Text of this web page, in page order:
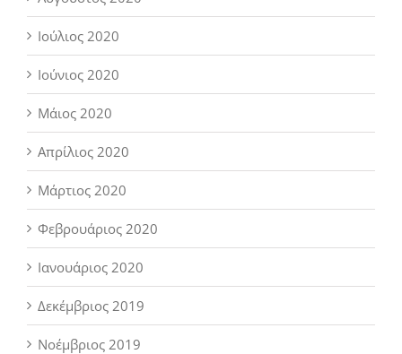
Ιούλιος 2020
Ιούνιος 2020
Μάιος 2020
Απρίλιος 2020
Μάρτιος 2020
Φεβρουάριος 2020
Ιανουάριος 2020
Δεκέμβριος 2019
Νοέμβριος 2019